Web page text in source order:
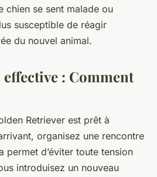
chien se sent malade ou
susceptible de réagir
du nouvel animal.
: Comment
Retriever est prêt à
organisez une rencontre
permet d’éviter toute tension
introduisez un nouveau